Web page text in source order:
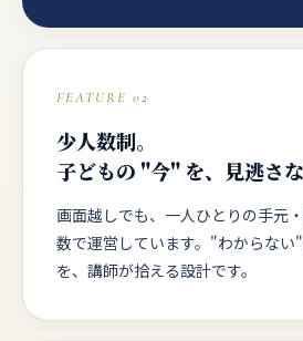
FEATURE 02
少人数制。
子どもの "今" を、見逃さな
画面越しでも、一人ひとりの手元
数で運営しています。"わからない
を、講師が拾える設計です。